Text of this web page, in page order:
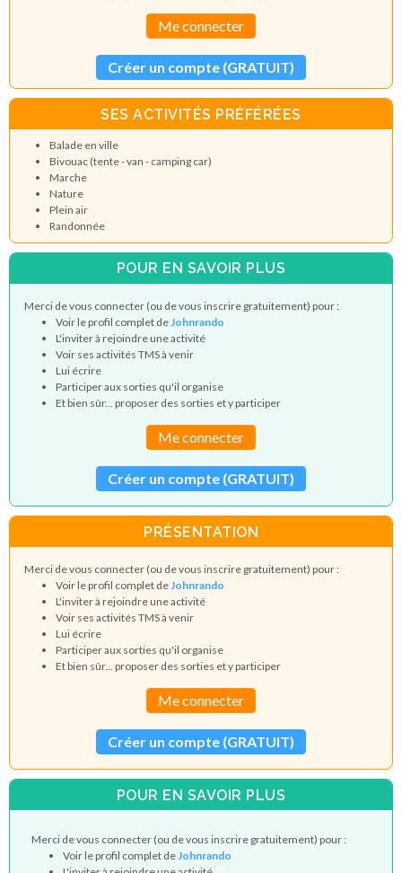
Me connecter
Créer un compte (GRATUIT)
SES ACTIVITÉS PRÉFÉRÉES
Balade en ville
Bivouac (tente - van - camping car)
Marche
Nature
Plein air
Randonnée
POUR EN SAVOIR PLUS
Merci de vous connecter (ou de vous inscrire gratuitement) pour :
Voir le profil complet de Johnrando
L'inviter à rejoindre une activité
Voir ses activités TMS à venir
Lui écrire
Participer aux sorties qu'il organise
Et bien sûr... proposer des sorties et y participer
Me connecter
Créer un compte (GRATUIT)
PRÉSENTATION
Merci de vous connecter (ou de vous inscrire gratuitement) pour :
Voir le profil complet deJohnrando
L'inviter à rejoindre une activité
Voir ses activités TMS à venir
Lui écrire
Participer aux sorties qu'il organise
Et bien sûr... proposer des sorties et y participer
Me connecter
Créer un compte (GRATUIT)
POUR EN SAVOIR PLUS
Merci de vous connecter (ou de vous inscrire gratuitement) pour :
Voir le profil complet deJohnrando